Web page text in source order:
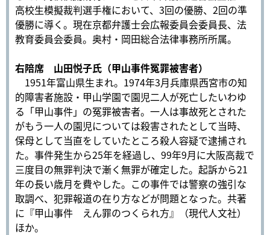
高校生模擬裁判選手権において、3回の優勝、2回の準
優勝に導く。現在京都弁護士会広報委員会委員長、法
教育委員会委員。奥村・岡田総合法律事務所所属。
右陪席 山田悦子氏（甲山事件冤罪被害者）
1951年富山県生まれ。1974年3月兵庫県西宮市の知
的障害者施設・甲山学園で園児二人が死亡したいわゆ
る「甲山事件」の冤罪被害者。一人は事故死とされた
がもう一人の園児については殺害されたとして当時、
保母として当直をしていたところ殺人容疑で逮捕され
た。事件発生から25年を経過し、99年9月に大阪高裁で
三度目の無罪判決で漸く無罪が確定した。起訴から21
年の長い歳月を費やした。この事件では警察の強引な
取調べ、犯罪報道の在り方などが問題となった。共著
に『甲山事件 えん罪のつくられ方』（現代人文社）
ほか。